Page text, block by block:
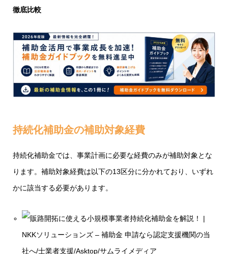
徹底比較
持続化補助金の補助対象経費
持続化補助金では、事業計画に必要な経費のみが補助対象とな
ります。補助対象経費は以下の13区分に分かれており、いずれ
かに該当する必要があります。